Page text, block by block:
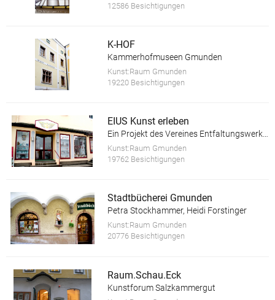
12586 Besichtigungen
K-HOF
Kammerhofmuseen Gmunden
Kunst:Raum Gmunden
19220 Besichtigungen
EIUS Kunst erleben
Ein Projekt des Vereines Entfaltungswerkstatt
Kunst:Raum Gmunden
19762 Besichtigungen
Stadtbücherei Gmunden
Petra Stockhammer, Heidi Forstinger
Kunst:Raum Gmunden
20776 Besichtigungen
Raum.Schau.Eck
Kunstforum Salzkammergut